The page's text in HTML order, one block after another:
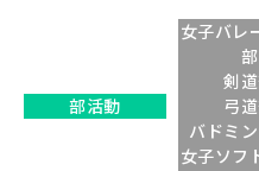
部活動
女子バレ
部
剣
弓
バドミ
女子ソフ